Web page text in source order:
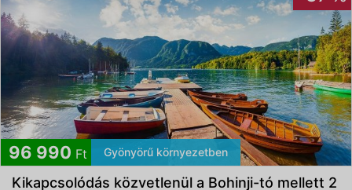
96 990 Ft Gyönyörű környezetben
Kikapcsolódás közvetlenül a Bohinji-tó mellett 2